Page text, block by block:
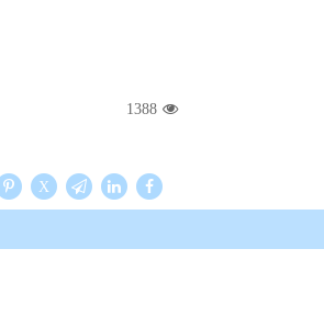
1388
X